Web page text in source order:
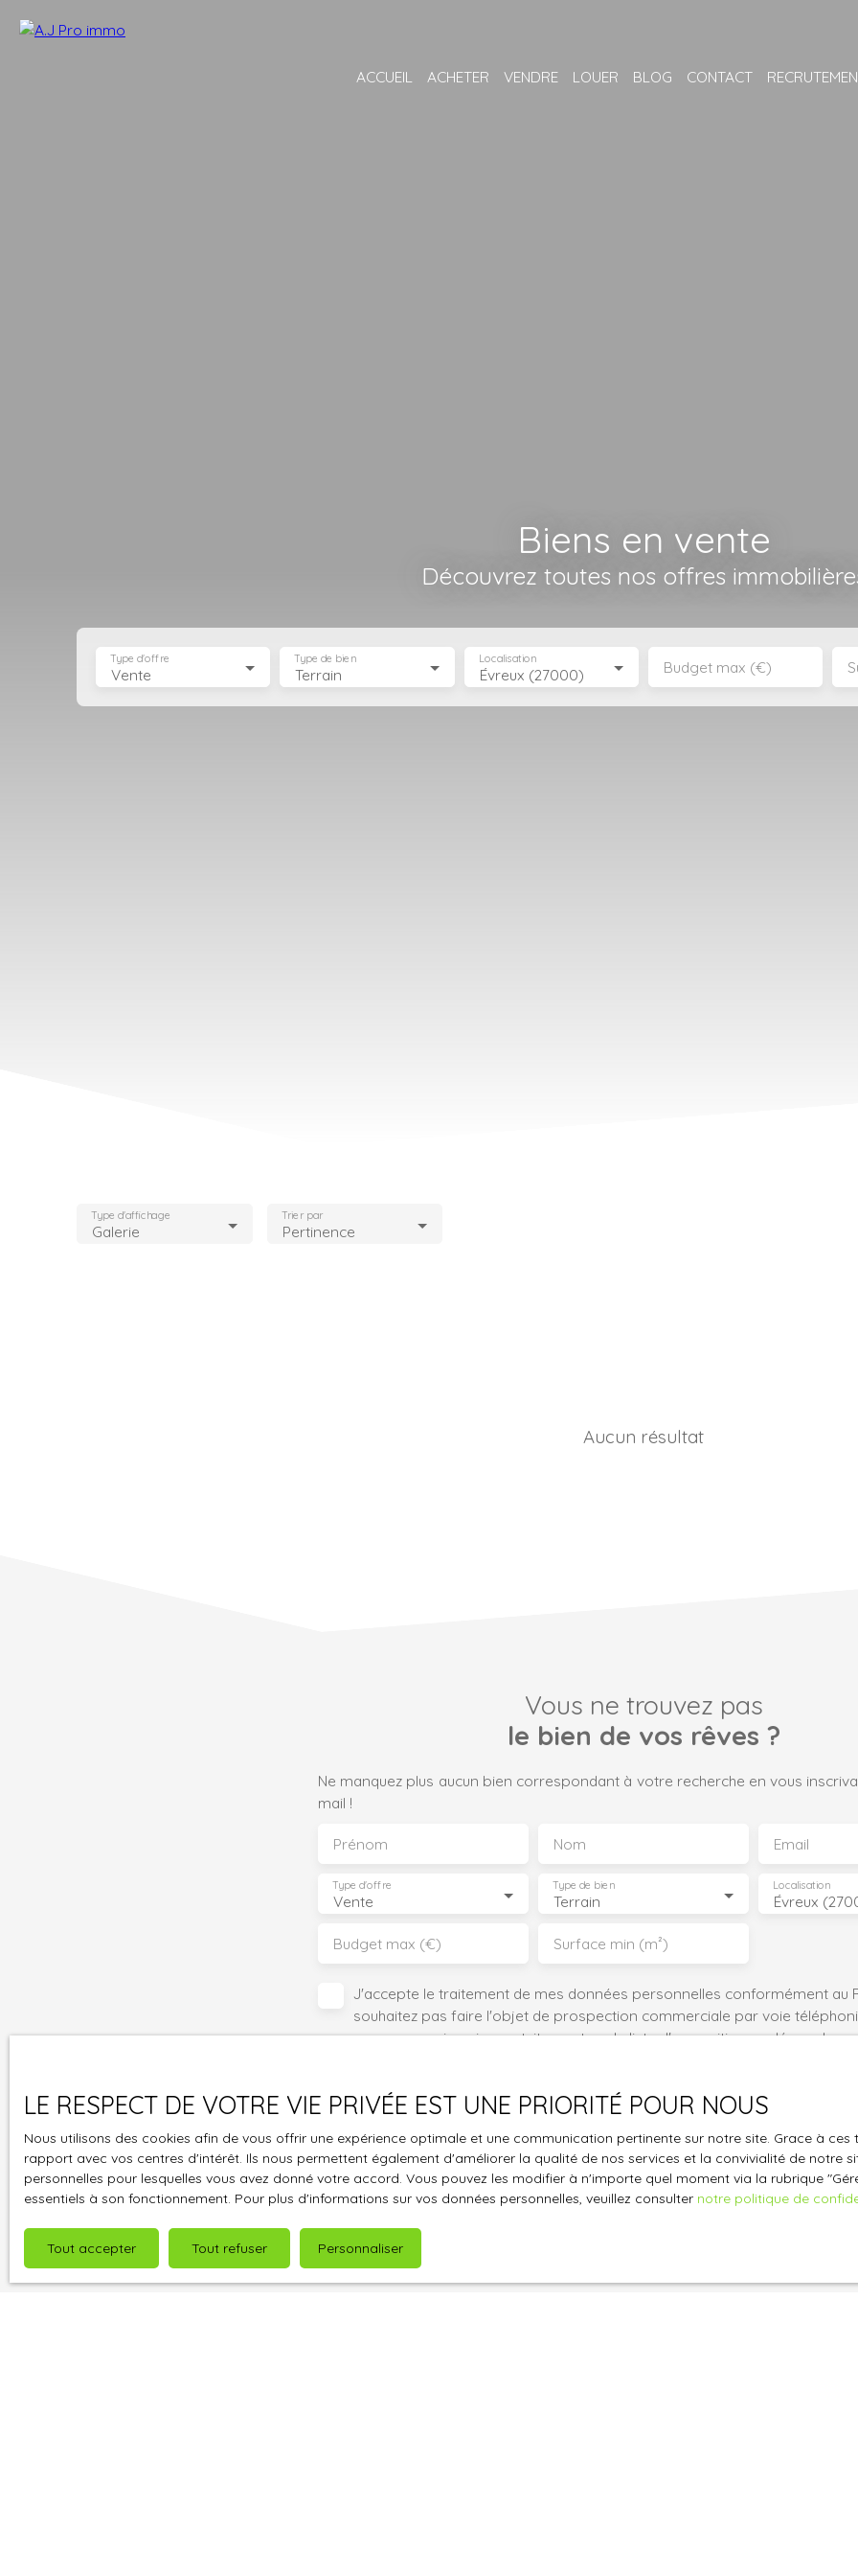
ACCUEIL ACHETER VENDRE LOUER BLOG CONTACT
Biens en vente
Découvrez toutes nos offres
Vente
Type d'offre
Terrain
Type de bien
Évreux (27000)
Localisation Budget max (€)
Galerie
Type d'affichage
Pertinence
Trier par
Aucun résultat
Vous ne trouvez pas
le bien de vos rêves ?
Ne manquez plus aucun bien correspondant à votre recherche en vous
mail !
Prénom Nom Email
Vente
Type d'offre
Terrain
Type de bien
Évreux
Localisation
Budget max (€) Surface min (m²)
J'accepte le traitement de mes données personnelles conformément au
souhaitez pas faire l'objet de prospection commerciale par voie
pouvez vous inscrire gratuitement sur la liste d'opposition au
Pour en savoir plus sur le traitement de vos données personnelles,
politique de confidentialité.
LE RESPECT DE VOTRE VIE PRIVÉE EST UNE PRIORITÉ POUR NOUS
Nous utilisons des cookies afin de vous offrir une expérience optimale et une communication pertinente sur notre site. Grace à
rapport avec vos centres d'intérêt. Ils nous permettent également d'améliorer la qualité de nos services et la convivialité de notre
personnelles pour lesquelles vous avez donné votre accord. Vous pouvez les modifier à n'importe quel moment via la rubrique
essentiels à son fonctionnement. Pour plus d'informations sur vos données personnelles, veuillez consulter notre politique de
Tout accepter Tout refuser Personnaliser